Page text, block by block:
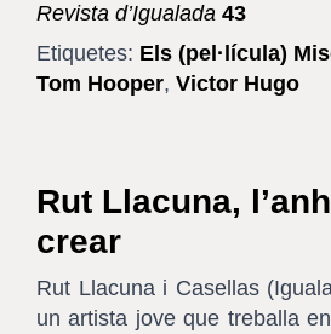
Revista d’Igualada 43
Etiquetes: Els (pel·lícula)
Tom Hooper, Victor Hugo
Rut Llacuna,
crear
Rut Llacuna i Casellas
un artista jove que treballa